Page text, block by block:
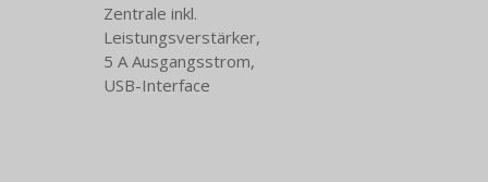
Zentrale inkl.
Leistungsverstärker,
5 A Ausgangsstrom,
USB-Interface